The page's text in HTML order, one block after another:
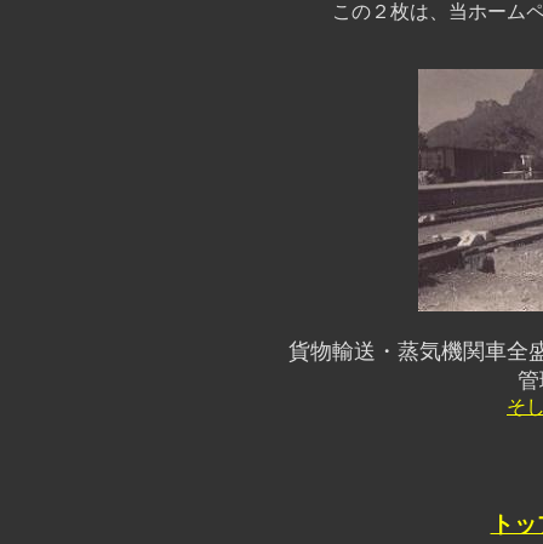
この２枚は、当ホーム
貨物輸送・蒸気機関車全
そ
ト